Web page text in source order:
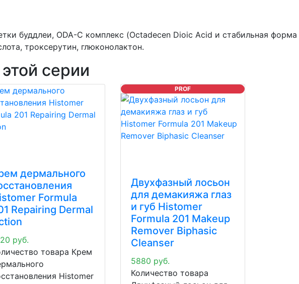
буддлеи, ODA-C комплекс (Octadecen Dioic Acid и стабильная
троксерутин, глюконолактон.
серии
дермального
Formula
Repairing Dermal
руб.
товара Крем
Histomer
PROF
Двухфазный лосьон
для демакияжа глаз
и губ Histomer
Formula 201 Makeup
Remover Biphasic
Cleanser
5880 руб.
Количество товара